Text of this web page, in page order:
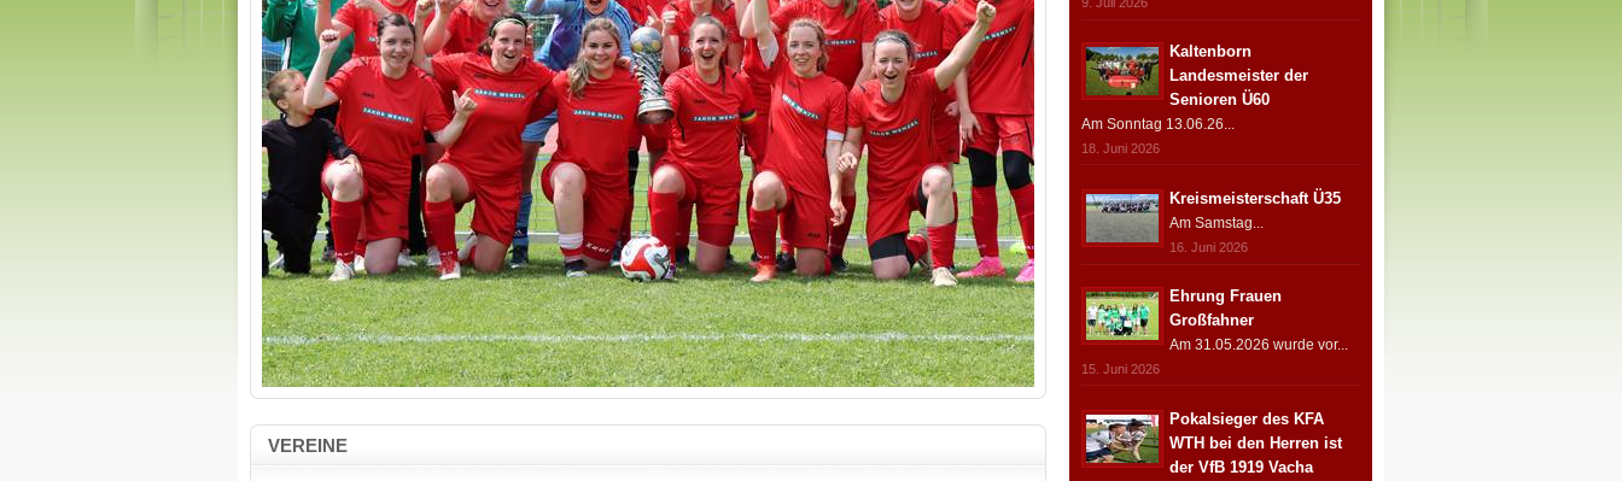
VEREINE
Kaltenborn
Landesmeister der
Senioren Ü60
Am Sonntag 13.06.26...
18. Juni 2026
Kreismeisterschaft Ü35
Am Samstag...
16. Juni 2026
Ehrung Frauen
Großfahner
Am 31.05.2026 wurde vor...
15. Juni 2026
Pokalsieger des KFA
WTH bei den Herren ist
der VfB 1919 Vacha